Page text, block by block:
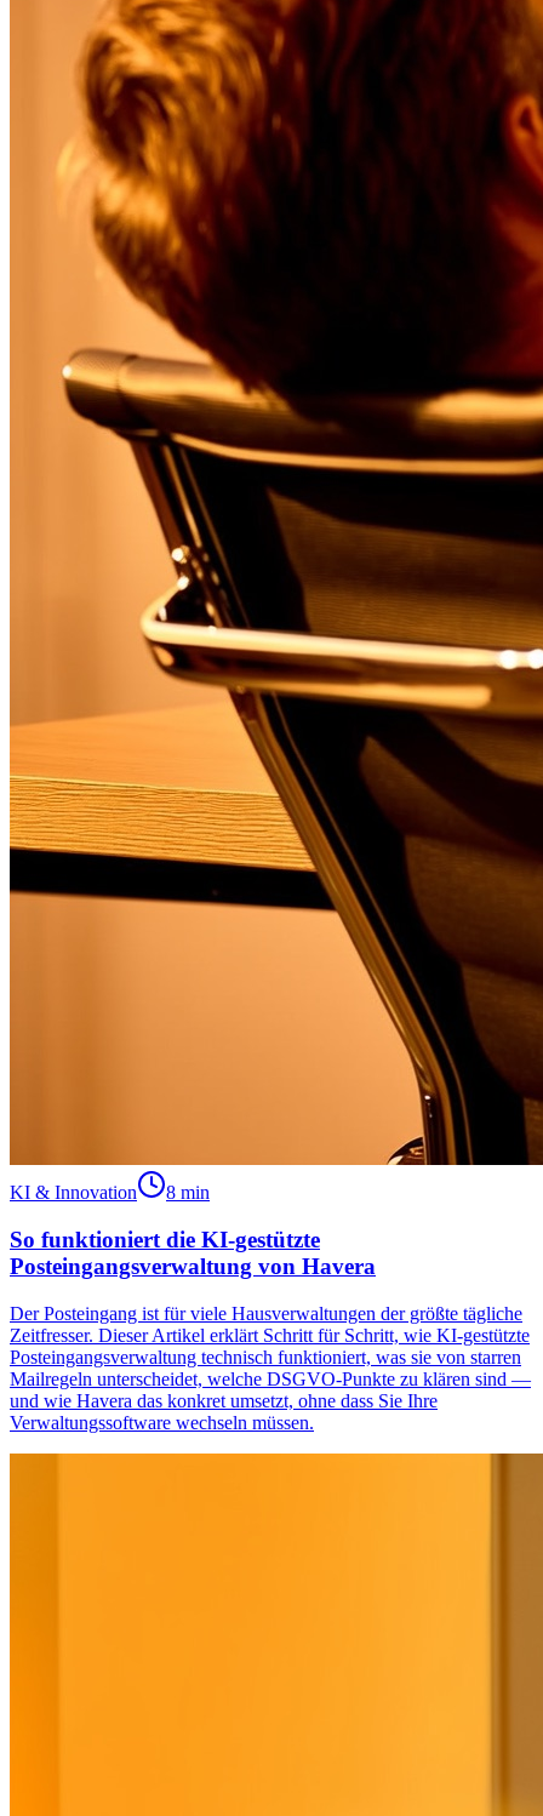
KI & Innovation 8 min
So funktioniert die KI-gestützte
Posteingangsverwaltung von Havera
Der Posteingang ist für viele Hausverwaltungen der größte tägliche
Zeitfresser. Dieser Artikel erklärt Schritt für Schritt, wie KI-gestützte
Posteingangsverwaltung technisch funktioniert, was sie von starren
Mailregeln unterscheidet, welche DSGVO-Punkte zu klären sind —
und wie Havera das konkret umsetzt, ohne dass Sie Ihre
Verwaltungssoftware wechseln müssen.